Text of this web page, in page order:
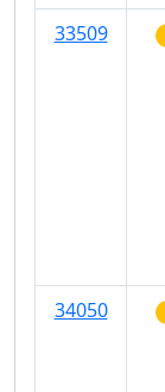
33509
34050